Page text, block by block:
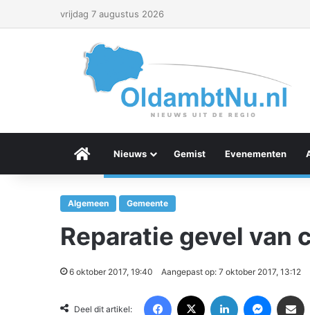
vrijdag 7 augustus 2026
Menu Item
Nieuws Gemist Evenementen
Algemeen Gemeente
Reparatie gevel van
6 oktober 2017, 19:40 Aangepast op: 7 oktober 2017, 13:12
Deel dit artikel: